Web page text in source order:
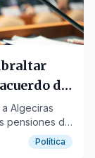
de
Algeciras
pensiones de
Política